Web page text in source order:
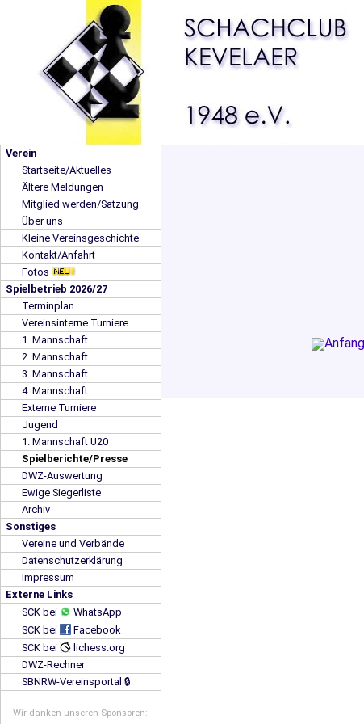
Verein
Startseite/Aktuelles
Ältere Meldungen
Mitglied werden/Satzung
Über uns
Kleine Vereinsgeschichte
Kontakt/Anfahrt
Fotos
Spielbetrieb 2026/27
Terminplan
Vereinsinterne Turniere
1. Mannschaft
2. Mannschaft
3. Mannschaft
4. Mannschaft
Externe Turniere
Jugend
1. Mannschaft U20
Spielberichte/Presse
DWZ-Auswertung
Ewige Siegerliste
Archiv
Sonstiges
Vereine und Verbände
Datenschutzerklärung
Impressum
Externe Links
SCK bei
WhatsApp
SCK bei
Facebook
SCK bei
lichess.org
DWZ-Rechner
SBNRW-Vereinsportal 🔒
Wir danken unseren Sponsoren: